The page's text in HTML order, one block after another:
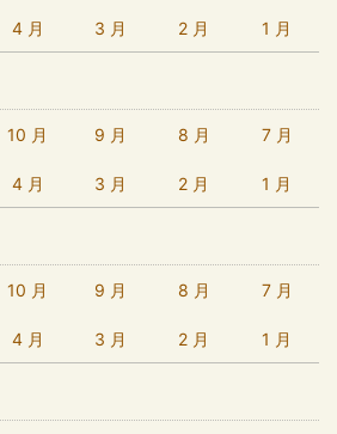
4 月 3 月 2 月 1 月
10 月 9 月 8 月 7 月
4 月 3 月 2 月 1 月
10 月 9 月 8 月 7 月
4 月 3 月 2 月 1 月